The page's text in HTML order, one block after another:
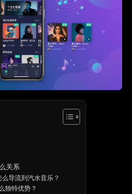
关系
导流到汽水音乐？
独特优势？